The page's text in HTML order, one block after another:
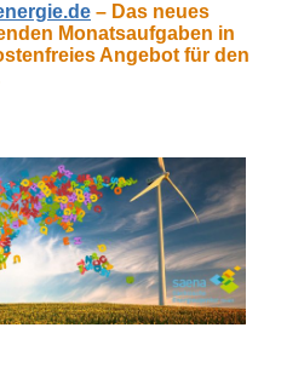
– Das neues
Monatsaufgaben in
Angebot für den